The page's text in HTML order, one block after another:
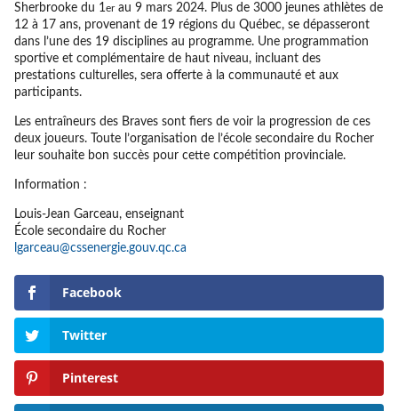
Sherbrooke du 1 erau 9 mars 2024. Plus de 3000 jeunes athlètes de
12 à 17 ans, provenant de 19 régions du Québec, se dépasseront
dans l’une des 19 disciplines au programme. Une programmation
sportive et complémentaire de haut niveau, incluant des
prestations culturelles, sera offerte à la communauté et aux
participants.
Les entraîneurs des Braves sont fiers de voir la progression de ces
deux joueurs. Toute l’organisation de l’école secondaire du Rocher
leur souhaite bon succès pour cette compétition provinciale.
Information :
Louis-Jean Garceau, enseignant
École secondaire du Rocher
lgarceau@cssenergie.gouv.qc.ca
Facebook
Twitter
Pinterest